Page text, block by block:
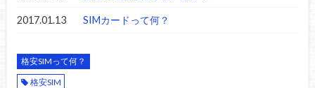
2017.01.13 SIMカードって何？
格安SIMって何？
格安SIM